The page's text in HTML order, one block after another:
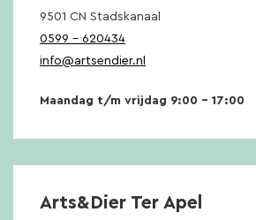
9501 CN Stadskanaal
0599 – 620434
info@artsendier.nl
Maandag t/m vrijdag 9:00 – 17:00
Arts&Dier Ter Apel